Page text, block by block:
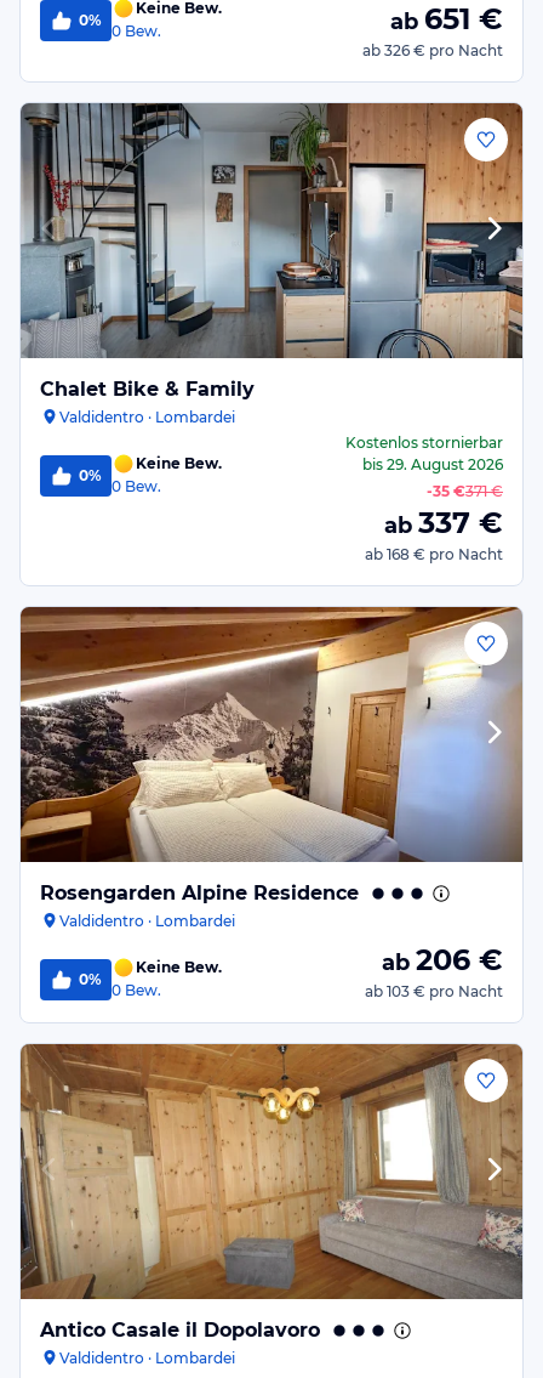
0%
Keine Bew.
0 Bew. ab 651 €
ab 326 € pro Nacht
Chalet Bike & Family
Valdidentro · Lombardei
0%
Keine Bew.
0 Bew.
Kostenlos stornierbar
bis 29. August 2026
-35 €371 €
ab 337 €
ab 168 € pro Nacht
Rosengarden Alpine Residence
Valdidentro · Lombardei
0%
Keine Bew.
0 Bew.
ab 206 €
ab 103 € pro Nacht
Antico Casale il Dopolavoro
Valdidentro · Lombardei